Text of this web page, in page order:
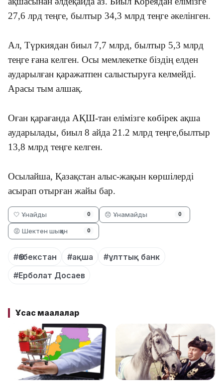
27,6 лрд теңге, былтыр 34,3 млрд теңге әкелінген.
Ал, Түркиядан биыл 7,7 млрд, былтыр 5,3 млрд
теңге ғана келген. Осы мемлекетке біздің елден
аударылған қаражатпен салыстыруға келмейді.
Арасы тым алшақ.
Оған қарағанда АҚШ-тан елімізге көбірек ақша
аударылады, биыл 8 айда 21.2 млрд теңге,былтыр
13,8 млрд теңге келген.
Осылайша, Қазақстан алыс-жақын көршілерді
асырап отырған жайы бар.
🤍 Ұнайды 0 😞 Ұнамайды 0
😡 Шектен шыққан 0
#Өзбекстан #ақша
#ұлттық банк
#Ерболат Досаев
Ұқсас мақалалар